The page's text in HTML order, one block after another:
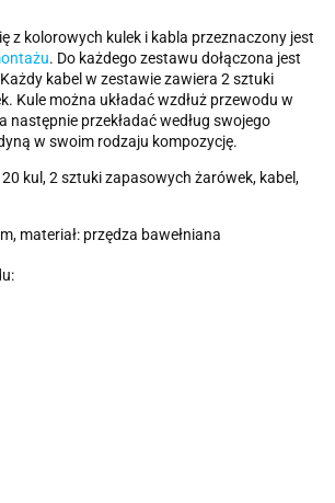
z kolorowych kulek i kabla przeznaczony jest
. Do każdego zestawu dołączona jest
kabel w zestawie zawiera 2 sztuki
Kule można układać wzdłuż przewodu w
następnie przekładać według swojego
w swoim rodzaju kompozycję.
kul, 2 sztuki zapasowych żarówek, kabel,
materiał: przędza bawełniana